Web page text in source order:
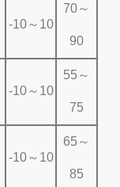
-10～10
70～
90
-10～10
55～
75
-10～10
65～
85